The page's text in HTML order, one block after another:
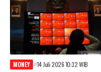
MONEY 14 Juli 2026 10:32 WIB